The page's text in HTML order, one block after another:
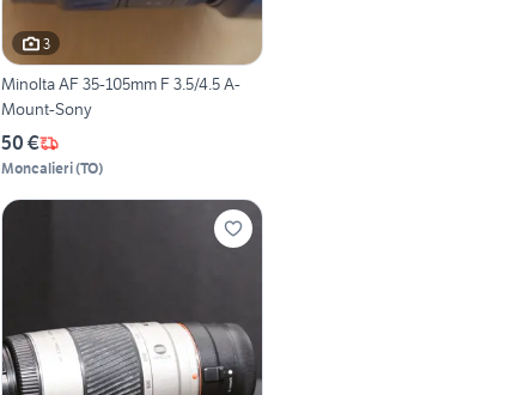
3
Minolta AF 35-105mm F 3.5/4.5 A-
Mount-Sony
50 €
Moncalieri(TO)